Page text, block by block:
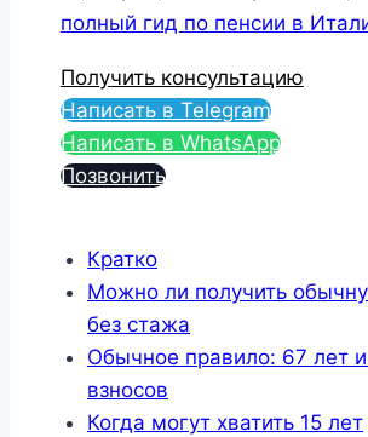
полный гид по пенсии в
Получить консультацию
Написать в Telegram
Написать в WhatsApp
Позвонить
Кратко
Можно ли получить
без стажа
Обычное правило: 67 лет
взносов
Когда могут хватить 15 лет